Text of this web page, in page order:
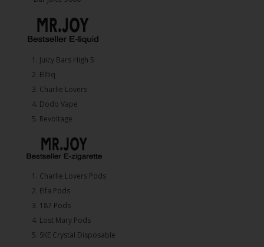
1.⁠ ⁠Juicy Bars High 5
2.⁠ ⁠⁠Elfliq
3.⁠ ⁠⁠Charlie Lovers
4.⁠ ⁠⁠Dodo Vape
5. ⁠Revoltage
1.⁠ ⁠Charlie Lovers Pods
2.⁠ ⁠⁠Elfa Pods
3.⁠ ⁠⁠187 Pods
4.⁠ ⁠⁠Lost Mary Pods
5.⁠ ⁠⁠SKE Crystal Disposable